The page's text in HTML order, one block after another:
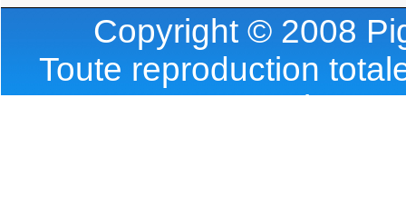
Copyright © 2008
Toute reproduction